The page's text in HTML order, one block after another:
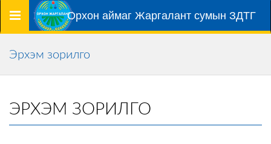
Цэс Орхон аймаг Жаргалант сумын ЗДТГ
Эрхэм зорилго
ЭРХЭМ ЗОРИЛГО